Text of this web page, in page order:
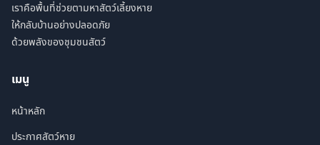
เราคือพื้นที่ช่วยตามหาสัตว์เลี้ยงหาย
ให้กลับบ้านอย่างปลอดภัย
ด้วยพลังของชุมชนสัตว์
เมนู
หน้าหลัก
ประกาศสัตว์หาย